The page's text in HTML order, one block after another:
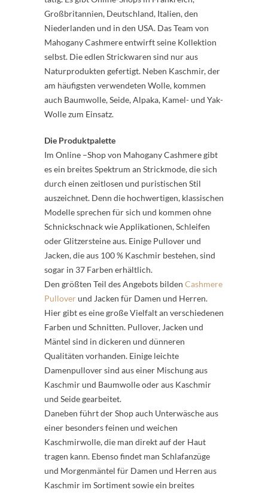
Großbritannien, Deutschland, Italien, den
Niederlanden und in den USA. Das Team von
Mahogany Cashmere entwirft seine Kollektion
selbst. Die edlen Strickwaren sind nur aus
Naturprodukten gefertigt. Neben Kaschmir, der
am häufigsten verwendeten Wolle, kommen
auch Baumwolle, Seide, Alpaka, Kamel- und Yak-
Wolle zum Einsatz.
Die Produktpalette
Im Online –Shop von Mahogany Cashmere gibt
es ein breites Spektrum an Strickmode, die sich
durch einen zeitlosen und puristischen Stil
auszeichnet. Denn die hochwertigen, klassischen
Modelle sprechen für sich und kommen ohne
Schnickschnack wie Applikationen, Schleifen
oder Glitzersteine aus. Einige Pullover und
Jacken, die aus 100 % Kaschmir bestehen, sind
sogar in 37 Farben erhältlich.
Den größten Teil des Angebots bilden Cashmere
Pulloverund Jacken für Damen und Herren.
Hier gibt es eine große Vielfalt an verschiedenen
Farben und Schnitten. Pullover, Jacken und
Mäntel sind in dickeren und dünneren
Qualitäten vorhanden. Einige leichte
Damenpullover sind aus einer Mischung aus
Kaschmir und Baumwolle oder aus Kaschmir
und Seide gearbeitet.
Daneben führt der Shop auch Unterwäsche aus
einer besonders feinen und weichen
Kaschmirwolle, die man direkt auf der Haut
tragen kann. Ebenso findet man Schlafanzüge
und Morgenmäntel für Damen und Herren aus
Kaschmir im Sortiment sowie ein breites